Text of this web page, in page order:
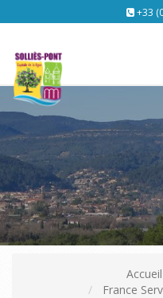
+33
Accueil
France